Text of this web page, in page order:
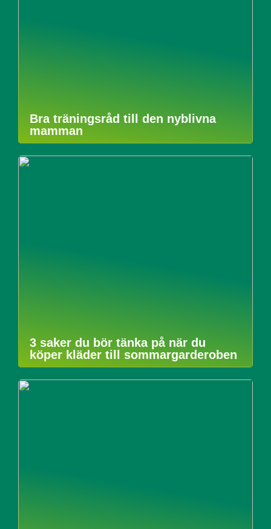
Bra träningsråd till den nyblivna
mamman
3 saker du bör tänka på när du
köper kläder till sommargarderoben